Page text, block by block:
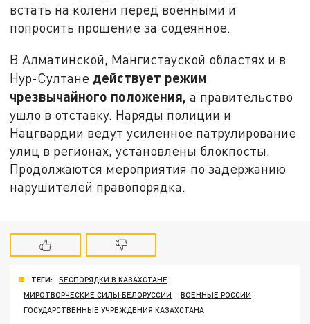
встать на колени перед военными и
попросить прощение за содеянное.
В Алматинской, Мангистауской областях и в
Нур-Султане действует режим
чрезвычайного положения,а правительство
ушло в отставку. Наряды полиции и
Нацгвардии ведут усиленное патрулирование
улиц в регионах, установлены блокпосты.
Продолжаются мероприятия по задержанию
нарушителей правопорядка.
ТЕГИ:
БЕСПОРЯДКИ В КАЗАХСТАНЕ
МИРОТВОРЧЕСКИЕ СИЛЫ БЕЛОРУССИИ
ВОЕННЫЕ РОССИИ
ГОСУДАРСТВЕННЫЕ УЧРЕЖДЕНИЯ КАЗАХСТАНА